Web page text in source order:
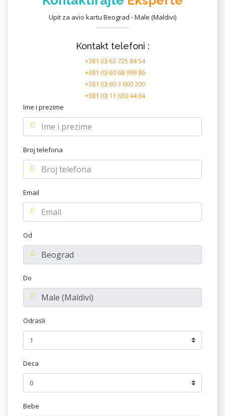
Upit za avio kartu Beograd - Male (Maldivi)
Kontakt telefoni :
+381 (0) 63 725 84 54
+381 (0) 60 68 999 86
+381 (0) 60 3 600 200
+381 (0) 11 630 44 04
Ime i prezime
Broj telefona
Email
Od
Do
Odrasli
Deca
Bebe